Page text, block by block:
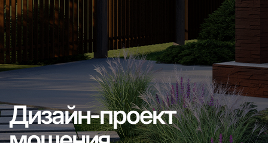
Дизайн-проект